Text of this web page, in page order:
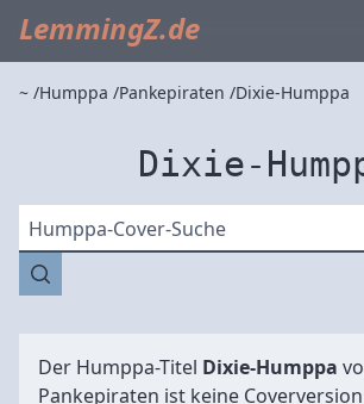
LemmingZ.de
~ Humppa Pankepiraten Dixie-Humppa
Dixie-
Humppa-Cover-Suche
Der Humppa-Titel Dixie-Humppa
Pankepiraten ist keine